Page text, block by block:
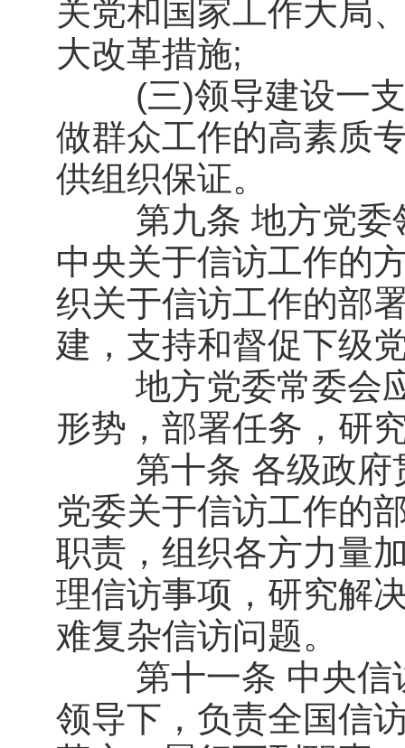
关党和国家工作大局
大改革措施;
(三)领导建设一支
做群众工作的高素质
供组织保证。
第九条 地方党委领
中央关于信访工作的
织关于信访工作的部
建，支持和督促下级
地方党委常委会应
形势，部署任务，研
第十条 各级政府贯
党委关于信访工作的
职责，组织各方力量
理信访事项，研究解
难复杂信访问题。
第十一条 中央信访
领导下，负责全国信